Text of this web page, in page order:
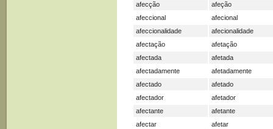
afecção
afeção
afeccional
afecional
afeccionalidade
afecionalidade
afectação
afetação
afectada
afetada
afectadamente
afetadamente
afectado
afetado
afectador
afetador
afectante
afetante
afectar
afetar